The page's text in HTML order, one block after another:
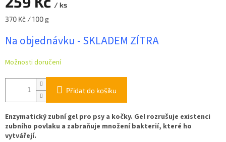
/ ks
Měrná
370 Kč / 100 g
Na objednávku - SKLADEM ZÍTRA
Možnosti doručení
Přidat do košíku
Enzymatický zubní gel pro psy a kočky. Gel rozrušuje existenci
zubního povlaku a zabraňuje množení bakterií, které ho
vytvářejí.